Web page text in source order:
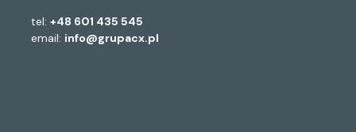
tel: +48 601 435 545
email: info@grupacx.pl